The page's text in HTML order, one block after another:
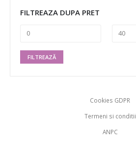
FILTREAZA DUPA PRET
FILTREAZĂ
Cookies GDPR
Termeni si conditii
ANPC